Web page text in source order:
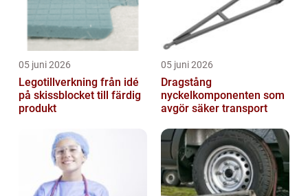
05 juni 2026
Legotillverkning från idé
på skissblocket till färdig
produkt
05 juni 2026
Dragstång
nyckelkomponenten som
avgör säker transport